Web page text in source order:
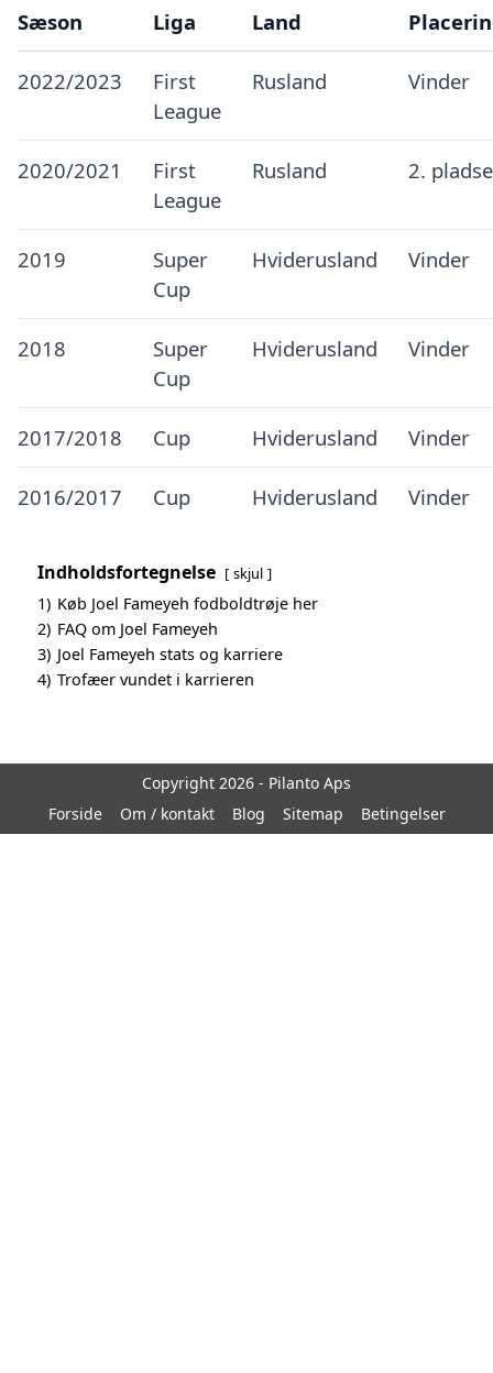
Sæson Liga Land
2022/2023
First
League
Rusland Vinder
2020/2021
First
League
Rusland 2.
2019
Super
Cup
Hviderusland Vinder
2018
Super
Cup
Hviderusland Vinder
2017/2018 Cup Hviderusland Vinder
2016/2017 Cup Hviderusland Vinder
Indholdsfortegnelse skjul
1) Køb Joel Fameyeh fodboldtrøje her
2) FAQ om Joel Fameyeh
3) Joel Fameyeh stats og karriere
4) Trofæer vundet i karrieren
Copyright 2026 - Pilanto Aps
Forside
Om / kontakt Blog Sitemap Betingelser